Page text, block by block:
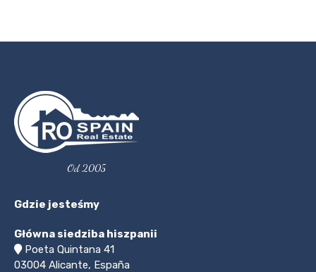
Od 2005
Gdzie jesteśmy
Główna siedziba hiszpanii
Poeta Quintana 41
03004 Alicante, España